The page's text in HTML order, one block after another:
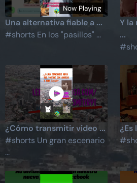
Now Playing
Una alternativa fiable a ...
#shorts En los "pasillos" ...
Y la
...
¿Cómo transmitir video ...
#shorts Un gran escenario
...
¿Es